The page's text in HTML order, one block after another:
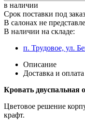
в наличии
Срок поставки под
В салонах не
В наличии на складе:
п. Трудовое, ул.
Описание
Доставка и оплата
Кровать двуспальная
Цветовое решение
крафт.